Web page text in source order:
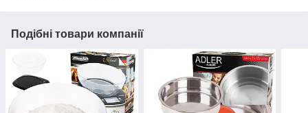
Подібні товари компанії